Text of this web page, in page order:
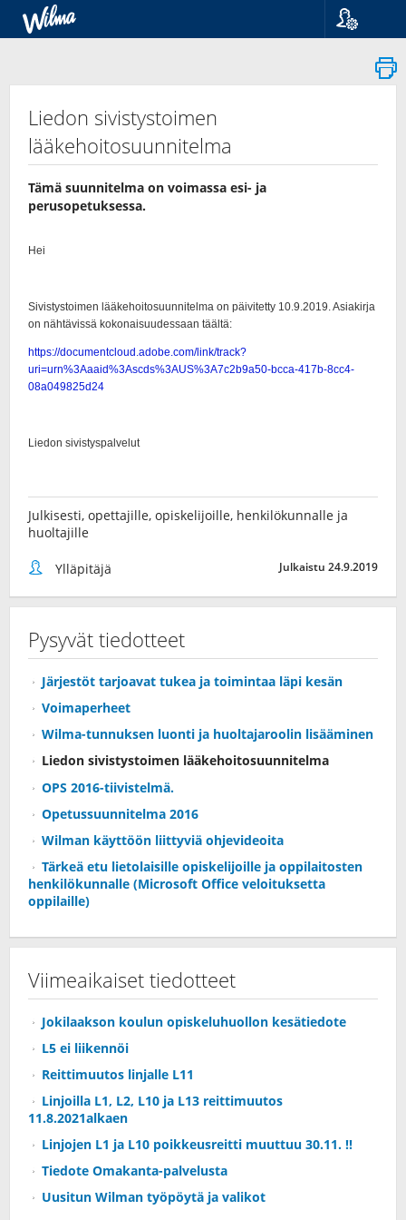
Suomi
Svenska
Liedon sivistystoimen
lääkehoitosuunnitelma
Tämä suunnitelma on voimassa esi- ja
perusopetuksessa.
Julkisesti, opettajille, opiskelijoille, henkilökunnalle ja
huoltajille
Ylläpitäjä Julkaistu 24.9.2019
Pysyvät tiedotteet
Järjestöt tarjoavat tukea ja toimintaa läpi kesän
Voimaperheet
Wilma-tunnuksen luonti ja huoltajaroolin lisääminen
Liedon sivistystoimen lääkehoitosuunnitelma
OPS 2016-tiivistelmä.
Opetussuunnitelma 2016
Wilman käyttöön liittyviä ohjevideoita
Tärkeä etu lietolaisille opiskelijoille ja oppilaitosten
henkilökunnalle (Microsoft Office veloituksetta
oppilaille)
Viimeaikaiset tiedotteet
Jokilaakson koulun opiskeluhuollon kesätiedote
L5 ei liikennöi
Reittimuutos linjalle L11
Linjoilla L1, L2, L10 ja L13 reittimuutos
11.8.2021alkaen
Linjojen L1 ja L10 poikkeusreitti muuttuu 30.11. !!
Tiedote Omakanta-palvelusta
Uusitun Wilman työpöytä ja valikot